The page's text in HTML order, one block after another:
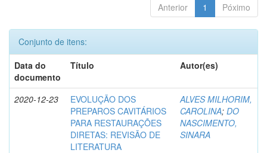
Anterior 1 Póximo
Conjunto de itens:
Data do
documento
Título Autor(es)
2020-12-23
EVOLUÇÃO DOS
PREPAROS CAVITÁRIOS
PARA RESTAURAÇÕES
DIRETAS: REVISÃO DE
LITERATURA
ALVES MILHORIM,
CAROLINA; DO
NASCIMENTO,
SINARA